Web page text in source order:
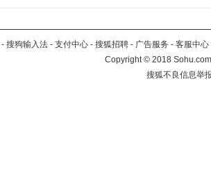
- 搜狗输入法 - 支付中心 - 搜狐招聘 - 广告服务 - 客服中心
Copyright©2018
搜狐不良信息举